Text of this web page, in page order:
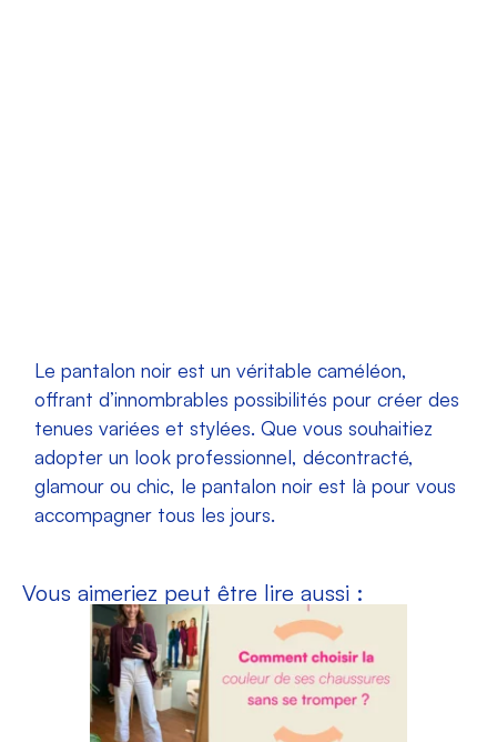
Le pantalon noir est un véritable caméléon,
offrant d’innombrables possibilités pour créer des
tenues variées et stylées. Que vous souhaitiez
adopter un look professionnel, décontracté,
glamour ou chic, le pantalon noir est là pour vous
accompagner tous les jours.
Vous aimeriez peut être lire aussi :